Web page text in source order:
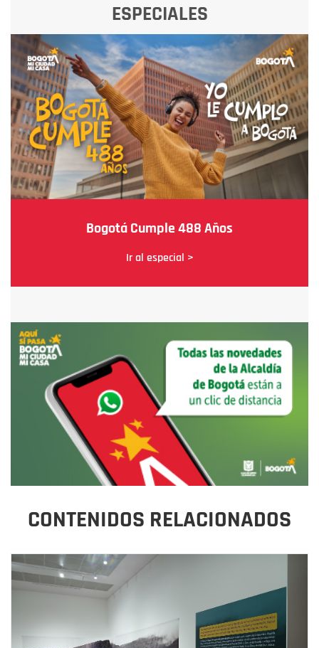
ESPECIALES
Bogotá Cumple 488 Años
Ir al especial >
CONTENIDOS RELACIONADOS